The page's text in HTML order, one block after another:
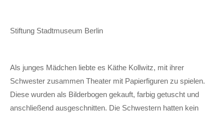
Stiftung Stadtmuseum Berlin
Als junges Mädchen liebte es Käthe Kollwitz, mit ihrer
Schwester zusammen Theater mit Papierfiguren zu spielen.
Diese wurden als Bilderbogen gekauft, farbig getuscht und
anschließend ausgeschnitten. Die Schwestern hatten kein